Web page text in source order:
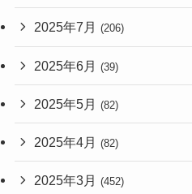
2025年7月 (206)
2025年6月 (39)
2025年5月 (82)
2025年4月 (82)
2025年3月 (452)